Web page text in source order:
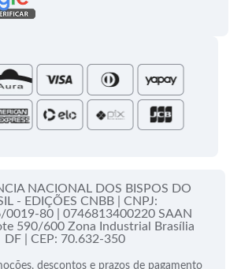
NACIONAL DOS BISPOS DO
- EDIÇÕES CNBB | CNPJ:
0019-80 | 0746813400220 SAAN
590/600 Zona Industrial Brasília
DF | CEP: 70.632-350
descontos e prazos de pagamento